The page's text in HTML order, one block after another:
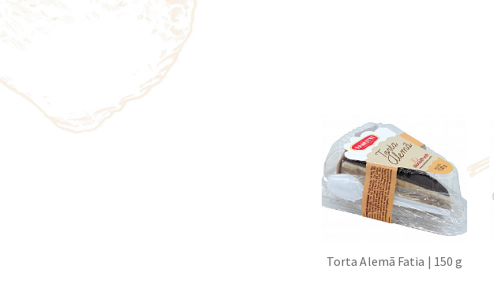
Torta Alemã Fatia | 150 g